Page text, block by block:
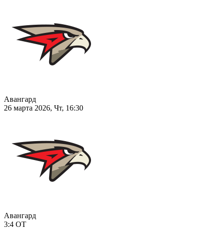
Авангард
26 марта 2026, Чт, 16:30
Авангард
3:4 ОТ